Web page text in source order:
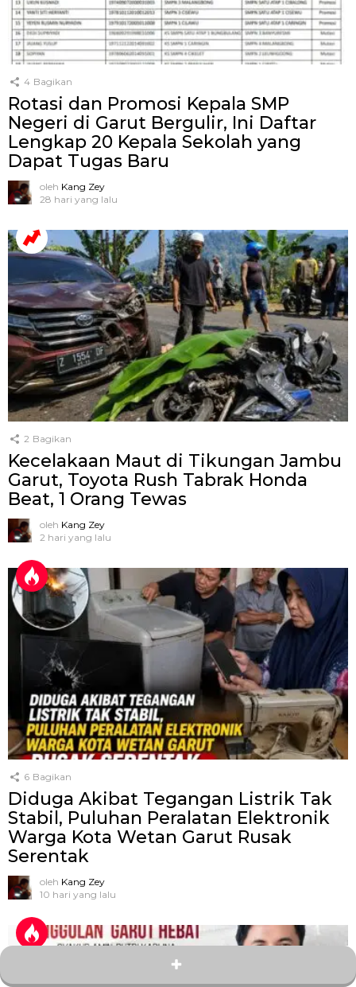
4 Bagikan
Rotasi dan Promosi Kepala SMP
Negeri di Garut Bergulir, Ini Daftar
Lengkap 20 Kepala Sekolah yang
Dapat Tugas Baru
oleh Kang Zey
28 hari yang lalu
2 Bagikan
Kecelakaan Maut di Tikungan Jambu
Garut, Toyota Rush Tabrak Honda
Beat, 1 Orang Tewas
oleh Kang Zey
2 hari yang lalu
6 Bagikan
Diduga Akibat Tegangan Listrik Tak
Stabil, Puluhan Peralatan Elektronik
Warga Kota Wetan Garut Rusak
Serentak
oleh Kang Zey
10 hari yang lalu